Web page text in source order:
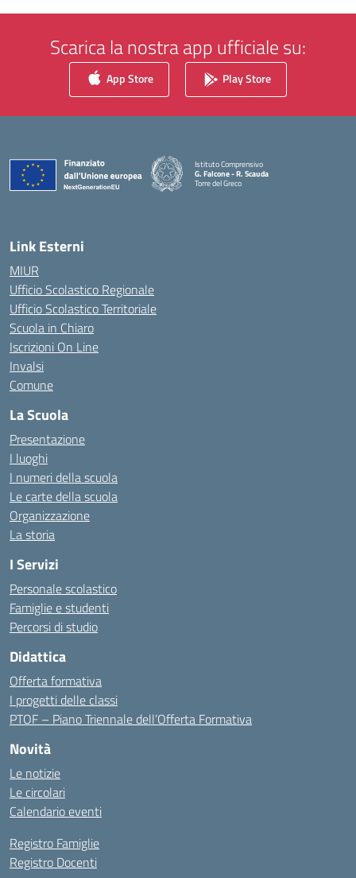
Scarica la nostra app ufficiale su:
App Store Play Store
Istituto Comprensivo
G. Falcone - R. Scauda
Torre del Greco
Link Esterni
MIUR
Ufficio Scolastico Regionale
Ufficio Scolastico Territoriale
Scuola in Chiaro
Iscrizioni On Line
Invalsi
Comune
La Scuola
Presentazione
I luoghi
I numeri della scuola
Le carte della scuola
Organizzazione
La storia
I Servizi
Personale scolastico
Famiglie e studenti
Percorsi di studio
Didattica
Offerta formativa
I progetti delle classi
PTOF – Piano Triennale dell’Offerta Formativa
Novità
Le notizie
Le circolari
Calendario eventi
Registro Famiglie
Registro Docenti